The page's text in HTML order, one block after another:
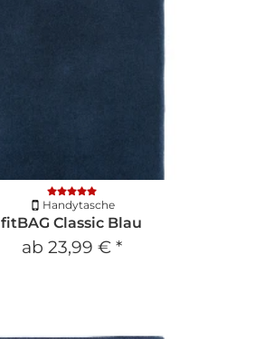
Handytasche
fitBAG Classic Blau
ab 23,99 € *